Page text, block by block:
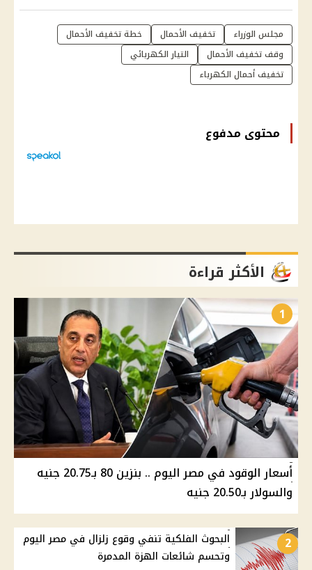
مجلس الوزراء تخفيف الأحمال
خطة تخفيف الأحمال
وقف تخفيف الأحمال
التيار الكهربائي
تخفيف أحمال الكهرباء
محتوى مدفوع
الأكثر قراءة
1
أسعار الوقود في مصر اليوم .. بنزين 80 بـ20.75 جنيه
والسولار بـ20.50 جنيه
2
البحوث الفلكية تنفي وقوع زلزال في مصر اليوم
وتحسم شائعات الهزة المدمرة